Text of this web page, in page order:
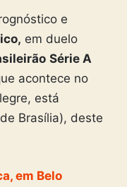
e
em duelo
Série A
acontece no
está
Brasília), deste
em Belo